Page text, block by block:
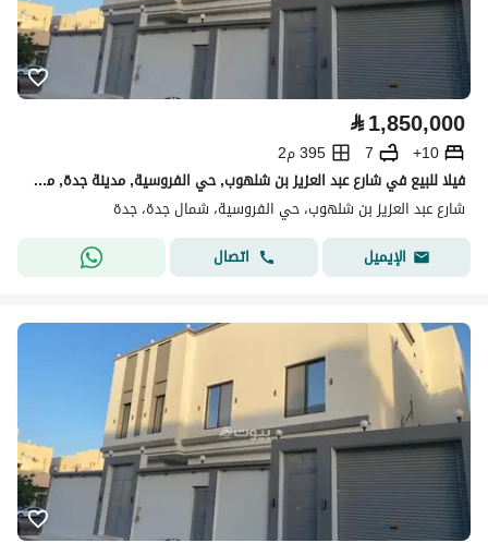
⃁1,850,000
10+
7
395 م2
فيلا للبيع في شارع عبد العزيز بن شلهوب, حي الفروسية, مدينة جدة, منطقة مكة المكرمة
شارع عبد العزيز بن شلهوب، حي الفروسية، شمال جدة، جدة
الإيميل
اتصال